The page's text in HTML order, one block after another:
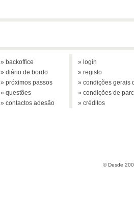
» backoffice
» diário de bordo
» próximos passos
» questões
» contactos adesão
» login
» registo
» condições gerais
» condições de
» créditos
© Desde